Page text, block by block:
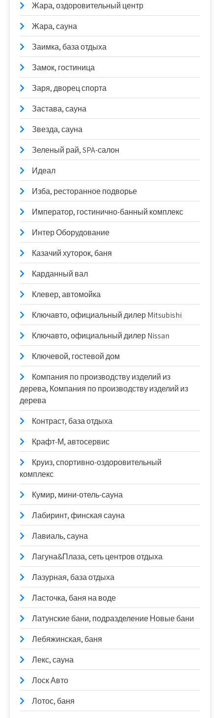
Жара, оздоровительный центр
Жара, сауна
Заимка, база отдыха
Замок, гостиница
Заря, дворец спорта
Застава, сауна
Звезда, сауна
Зеленый рай, SPA-салон
Идеал
Изба, ресторанное подворье
Император, гостинично-банный комплекс
Интер Оборудование
Казачий хуторок, баня
Карданный вал
Клевер, автомойка
Ключавто, официальный дилер Mitsubishi
Ключавто, официальный дилер Nissan
Ключевой, гостевой дом
Компания по производству изделий из
дерева, Компания по производству изделий из
дерева
Контраст, база отдыха
Крафт-М, автосервис
Круиз, спортивно-оздоровительный
комплекс
Кумир, мини-отель-сауна
Лабиринт, финская сауна
Лавиаль, сауна
Лагуна&Плаза, сеть центров отдыха
Лазурная, база отдыха
Ласточка, баня на воде
Латунские бани, подразделение Новые бани
Лебяжинская, баня
Лекс, сауна
Лоск Авто
Лотос, баня